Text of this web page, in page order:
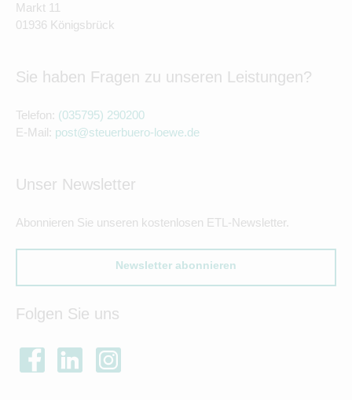
Markt 11
01936 Königsbrück
Sie haben Fragen zu unseren Leistungen?
Telefon: (035795) 290200
E-Mail: post@steuerbuero-loewe.de
Unser Newsletter
Abonnieren Sie unseren kostenlosen ETL-Newsletter.
Newsletter abonnieren
Folgen Sie uns